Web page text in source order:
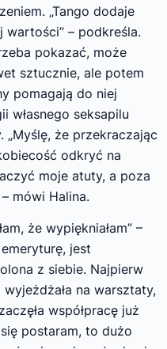
„Tango dodaje
wartości” – podkreśla.
pokazać, może
sztucznie, ale potem
pomagają do niej
własnego seksapilu
że przekraczając
odkryć na
moje atuty, a poza
mówi Halina.
że wypiękniałam” –
jest
z siebie. Najpierw
na warsztaty,
współpracę już
postaram, to dużo